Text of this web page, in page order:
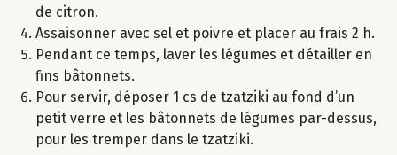
de citron.
Assaisonner avec sel et poivre et placer au frais 2 h.
Pendant ce temps, laver les légumes et détailler en
fins bâtonnets.
Pour servir, déposer 1 cs de tzatziki au fond d’un
petit verre et les bâtonnets de légumes par-dessus,
pour les tremper dans le tzatziki.